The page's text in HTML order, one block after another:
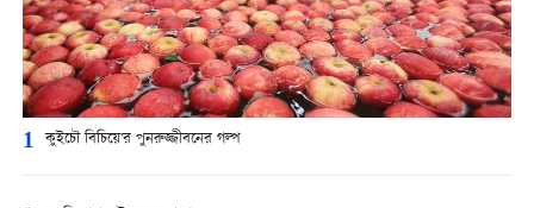
1 কুইচৌ বিচিয়ে'র পুনরুজ্জীবনের গল্প